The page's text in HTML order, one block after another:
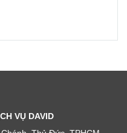
VỤ DAVID